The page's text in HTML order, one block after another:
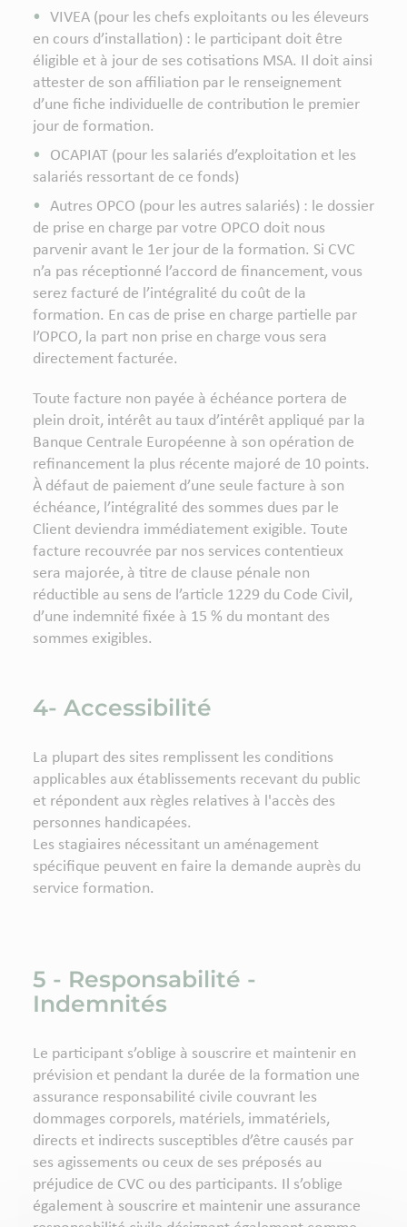
VIVEA (pour les chefs exploitants ou les éleveurs
en cours d’installation) : le participant doit être
éligible et à jour de ses cotisations MSA. Il doit ainsi
attester de son affiliation par le renseignement
d’une fiche individuelle de contribution le premier
jour de formation.
OCAPIAT (pour les salariés d’exploitation et les
salariés ressortant de ce fonds)
Autres OPCO (pour les autres salariés) : le dossier
de prise en charge par votre OPCO doit nous
parvenir avant le 1er jour de la formation. Si CVC
n’a pas réceptionné l’accord de financement, vous
serez facturé de l’intégralité du coût de la
formation. En cas de prise en charge partielle par
l’OPCO, la part non prise en charge vous sera
directement facturée.
Toute facture non payée à échéance portera de
plein droit, intérêt au taux d’intérêt appliqué par la
Banque Centrale Européenne à son opération de
refinancement la plus récente majoré de 10 points.
À défaut de paiement d’une seule facture à son
échéance, l’intégralité des sommes dues par le
Client deviendra immédiatement exigible. Toute
facture recouvrée par nos services contentieux
sera majorée, à titre de clause pénale non
réductible au sens de l’article 1229 du Code Civil,
d’une indemnité fixée à 15 % du montant des
sommes exigibles.
4- Accessibilité
La plupart des sites remplissent les conditions
applicables aux établissements recevant du public
et répondent aux règles relatives à l'accès des
personnes handicapées.
Les stagiaires nécessitant un aménagement
spécifique peuvent en faire la demande auprès du
service formation.
5 - Responsabilité -
Indemnités
Le participant s’oblige à souscrire et maintenir en
prévision et pendant la durée de la formation une
assurance responsabilité civile couvrant les
dommages corporels, matériels, immatériels,
directs et indirects susceptibles d’être causés par
ses agissements ou ceux de ses préposés au
préjudice de CVC ou des participants. Il s’oblige
également à souscrire et maintenir une assurance